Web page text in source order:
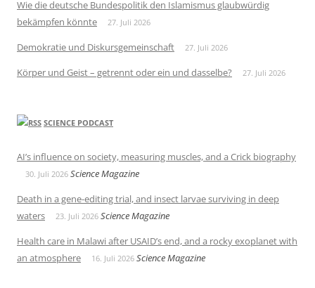
Wie die deutsche Bundespolitik den Islamismus glaubwürdig
bekämpfen könnte
27. Juli 2026
Demokratie und Diskursgemeinschaft 27. Juli 2026
Körper und Geist – getrennt oder ein und dasselbe? 27. Juli 2026
SCIENCE PODCAST
AI’s influence on society, measuring muscles, and a Crick biography
30. Juli 2026 Science Magazine
Death in a gene-editing trial, and insect larvae surviving in deep
waters
23. Juli 2026 Science Magazine
Health care in Malawi after USAID’s end, and a rocky exoplanet with
an atmosphere
16. Juli 2026 Science Magazine